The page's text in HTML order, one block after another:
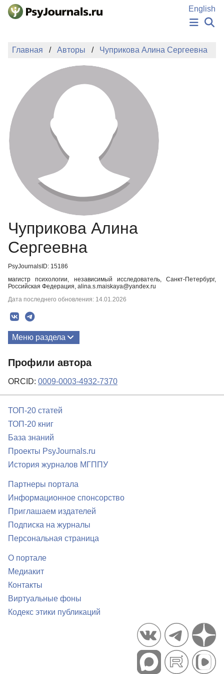
Перейти к основному содержанию
English
НОВОСТИ
АВТОРЫ
ПОДАТЬ РУКОПИСЬ
БАЗА ЗНАНИЙ
КЛЮЧЕВЫЕ СЛОВА
Регистрация
Главная Авторы Чуприкова Алина Сергеевна
Чуприкова Алина
Сергеевна
PsyJournalsID: 15186
магистр психологии, независимый исследователь, Санкт-Петербург,
Российская Федерация, alina.s.maiskaya@yandex.ru
Дата последнего обновления: 14.01.2026
Меню раздела
Публикации
Биография
Профили автора
ORCID: 0009-0003-4932-7370
ТОП-20 статей
ТОП-20 книг
База знаний
Проекты PsyJournals.ru
История журналов МГППУ
Партнеры портала
Информационное спонсорство
Приглашаем издателей
Подписка на журналы
Персональная страница
О портале
Медиакит
Контакты
Виртуальные фоны
Кодекс этики публикаций